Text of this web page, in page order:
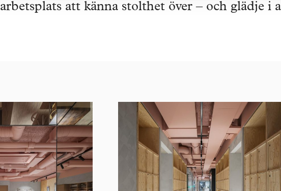
arbetsplats att känna stolthet över – och glädje i